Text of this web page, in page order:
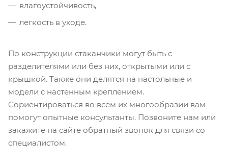
влагоустойчивость,
легкость в уходе.
По конструкции стаканчики могут быть с
разделителями или без них, открытыми или с
крышкой. Также они делятся на настольные и
модели с настенным креплением.
Сориентироваться во всем их многообразии вам
помогут опытные консультанты. Позвоните нам или
закажите на сайте обратный звонок для связи со
специалистом.